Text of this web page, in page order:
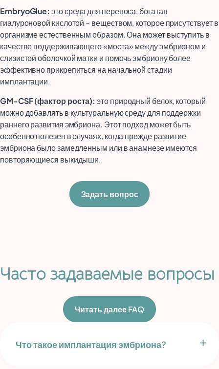
EmbryoGlue: это среда для переноса, богатая
гиалуроновой кислотой – веществом, которое присутствует в
организме естественным образом. Она может выступить в
качестве поддерживающего «моста» между эмбрионом и
слизистой оболочкой матки и помочь эмбриону более
эффективно прикрепиться на начальной стадии
имплантации.
GM-CSF (фактор роста): это природный белок, который
можно добавлять в культуральную среду для поддержки
раннего развития эмбриона. Этот подход может быть
особенно полезен в случаях, когда прежде развитие
эмбриона было замедленным или в анамнезе имеются
повторяющиеся выкидыши.
Задать вопрос
Часто задаваемые вопросы
Читать далее FAQ
Что такое имплантация эмбриона?